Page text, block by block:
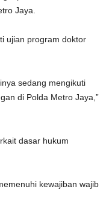
Jaya.
ujian program doktor
sedang mengikuti
di Polda Metro Jaya,”
dasar hukum
kewajiban wajib